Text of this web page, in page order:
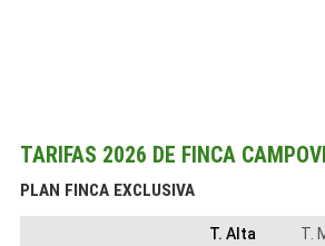
TARIFAS 2026 DE FINCA
PLAN FINCA EXCLUSIVA
T. Alta T.